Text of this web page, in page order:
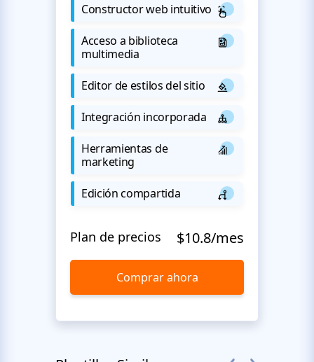
Constructor web intuitivo
Acceso a biblioteca
multimedia
Editor de estilos del sitio
Integración incorporada
Herramientas de
marketing
Edición compartida
Plan de precios $10.8/mes
Comprar ahora